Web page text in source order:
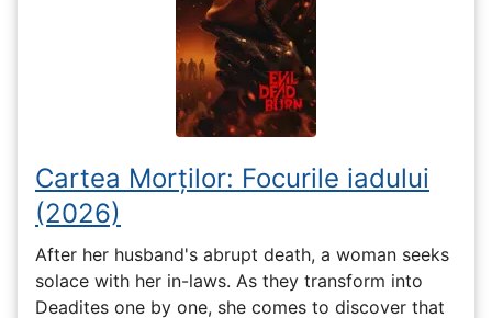
Cartea Morților: Focurile iadului
(2026)
After her husband's abrupt death, a woman seeks
solace with her in-laws. As they transform into
Deadites one by one, she comes to discover that